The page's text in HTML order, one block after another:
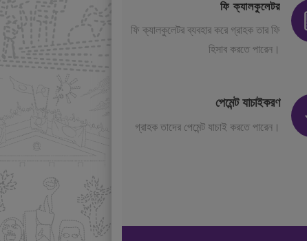
ফি ক্যালকুলেটর
ফি ক্যালকুলেটর ব্যবহার করে গ্রাহক তার ফি
হিসাব করতে পারেন।
পেমেন্ট যাচাইকরণ
গ্রাহক তাদের পেমেন্ট যাচাই করতে পারেন।